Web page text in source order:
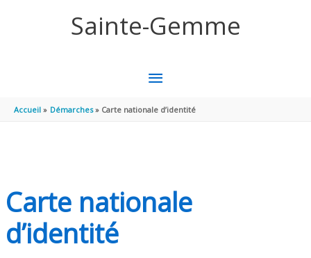
Sainte-Gemme
MENU
PRINCIPAL
Accueil Démarches Carte nationale d’identité
Carte nationale
d’identité